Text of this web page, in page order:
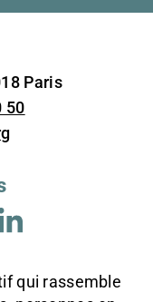
Paris
50
Linkedin
qui rassemble